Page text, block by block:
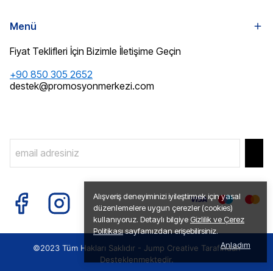
Alışveriş deneyiminizi iyileştirmek için yasal
düzenlemelere uygun çerezler (cookies)
kullanıyoruz. Detaylı bilgiye Gizlilik ve Çerez
Politikası sayfamızdan erişebilirsiniz.
Anladım
Menü
Fiyat Teklifleri İçin Bizimle İletişime Geçin
+90 850 305 2652
destek@promosyonmerkezi.com
©2023 Tüm Hakları Saklıdır - Jump Creative Tarafından
Desteklenmektedir.